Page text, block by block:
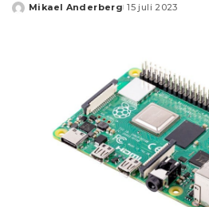
Posted
Mikael Anderberg 15 juli 2023